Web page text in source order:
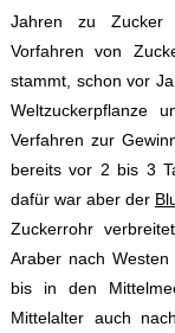
Jahren zu Zucker
Vorfahren von
stammt, schon vor
Weltzuckerpflanze
Verfahren zur
bereits vor 2 bis 3
dafür war aber der
Zuckerrohr
Araber nach
bis in den
Mittelalter auch